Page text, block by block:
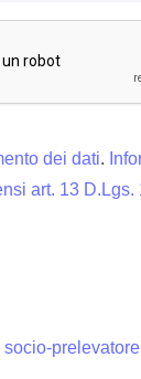
dei dati.
art. 13 D.Lgs.